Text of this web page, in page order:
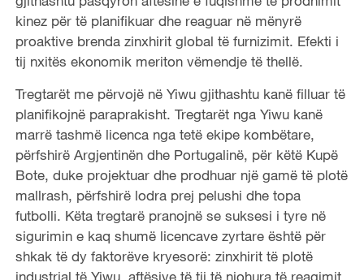
kinez për të planifikuar dhe reaguar në mënyrë
proaktive brenda zinxhirit global të furnizimit. Efekti i
tij nxitës ekonomik meriton vëmendje të thellë.
Tregtarët me përvojë në Yiwu gjithashtu kanë filluar të
planifikojnë paraprakisht. Tregtarët nga Yiwu kanë
marrë tashmë licenca nga tetë ekipe kombëtare,
përfshirë Argjentinën dhe Portugalinë, për këtë Kupë
Bote, duke projektuar dhe prodhuar një gamë të plotë
mallrash, përfshirë lodra prej pelushi dhe topa
futbolli. Këta tregtarë pranojnë se suksesi i tyre në
sigurimin e kaq shumë licencave zyrtare është për
shkak të dy faktorëve kryesorë: zinxhirit të plotë
industrial të Yiwu, aftësive të tij të njohura të reagimit